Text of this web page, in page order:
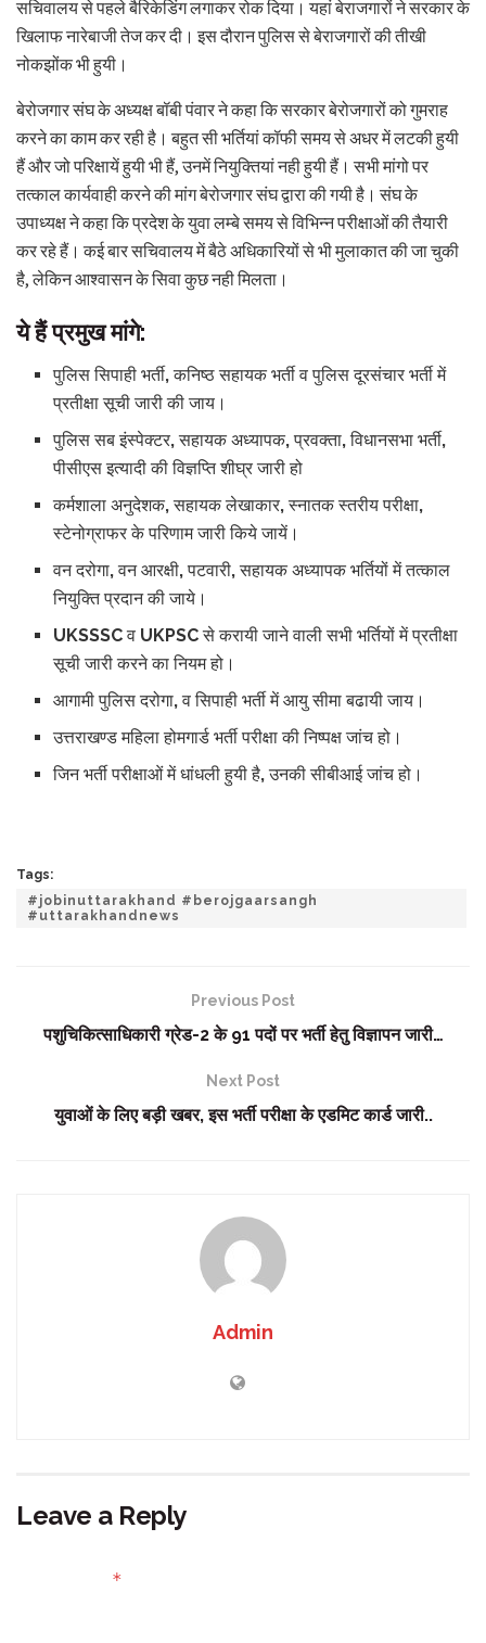
सचिवालय से पहले बैरिकेडिंग लगाकर रोक दिया। यहां बेराजगारों ने सरकार के
खिलाफ नारेबाजी तेज कर दी। इस दौरान पुलिस से बेराजगारों की तीखी
नोकझोंक भी हुयी।
बेरोजगार संघ के अध्यक्ष बॉबी पंवार ने कहा कि सरकार बेरोजगारों को गुमराह
करने का काम कर रही है। बहुत सी भर्तियां कॉफी समय से अधर में लटकी हुयी
हैं और जो परिक्षायें हुयी भी हैं, उनमें नियुक्तियां नही हुयी हैं। सभी मांगो पर
तत्काल कार्यवाही करने की मांग बेरोजगार संघ द्वारा की गयी है। संघ के
उपाध्यक्ष ने कहा कि प्रदेश के युवा लम्बे समय से विभिन्न परीक्षाओं की तैयारी
कर रहे हैं। कई बार सचिवालय में बैठे अधिकारियों से भी मुलाकात की जा चुकी
है, लेकिन आश्वासन के सिवा कुछ नही मिलता।
ये हैं प्रमुख मांगे:
पुलिस सिपाही भर्ती, कनिष्ठ सहायक भर्ती व पुलिस दूरसंचार भर्ती में
प्रतीक्षा सूची जारी की जाय।
पुलिस सब इंस्पेक्टर, सहायक अध्यापक, प्रवक्ता, विधानसभा भर्ती,
पीसीएस इत्यादी की विज्ञप्ति शीघ्र जारी हो
कर्मशाला अनुदेशक, सहायक लेखाकार, स्नातक स्तरीय परीक्षा,
स्टेनोग्राफर के परिणाम जारी किये जायें।
वन दरोगा, वन आरक्षी, पटवारी, सहायक अध्यापक भर्तियों में तत्काल
नियुक्ति प्रदान की जाये।
UKSSSC व UKPSC से करायी जाने वाली सभी भर्तियों में प्रतीक्षा
सूची जारी करने का नियम हो।
आगामी पुलिस दरोगा, व सिपाही भर्ती में आयु सीमा बढायी जाय।
उत्तराखण्ड महिला होमगार्ड भर्ती परीक्षा की निष्पक्ष जांच हो।
जिन भर्ती परीक्षाओं में धांधली हुयी है, उनकी सीबीआई जांच हो।
Tags:
#jobinuttarakhand #berojgaarsangh
#uttarakhandnews
Previous Post
पशुचिकित्साधिकारी ग्रेड-2 के 91 पदों पर भर्ती हेतु विज्ञापन जारी…
Next Post
युवाओं के लिए बड़ी खबर, इस भर्ती परीक्षा के एडमिट कार्ड जारी..
Admin
Leave a Reply
*